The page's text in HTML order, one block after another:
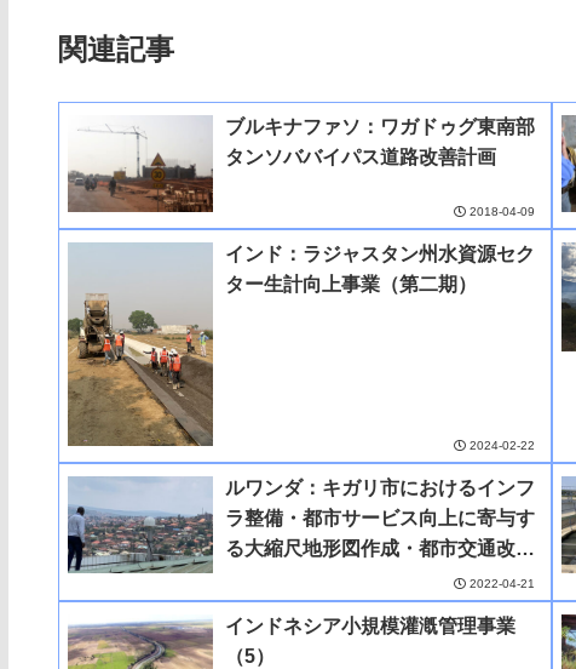
関連記事
ブルキナファソ：ワガドゥグ東南部
タンソババイパス道路改善計画
2018-04-09
インド：ラジャスタン州水資源セク
ター生計向上事業（第二期）
2024-02-22
ルワンダ：キガリ市におけるインフ
ラ整備・都市サービス向上に寄与す
る大縮尺地形図作成・都市交通改善
2022-04-21
インドネシア小規模灌漑管理事業
（5）